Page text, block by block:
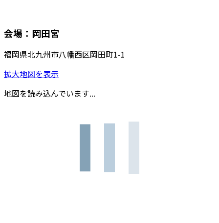
会場：岡田宮
福岡県北九州市八幡西区岡田町1-1
拡大地図を表示
地図を読み込んでいます...